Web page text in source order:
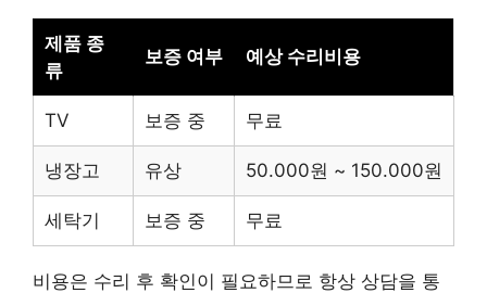
제품 종
류
보증 여부 예상 수리비용
TV 보증 중 무료
냉장고 유상 50.000원 ~ 150.000원
세탁기 보증 중 무료
비용은 수리 후 확인이 필요하므로 항상 상담을 통